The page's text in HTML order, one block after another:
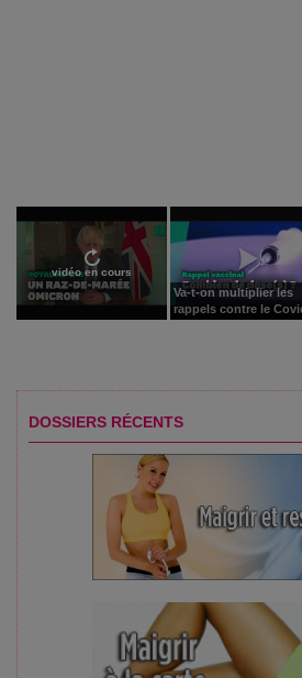
vidéo en cours
Va-t-on multiplier les
rappels contre le
DOSSIERS RÉCENTS